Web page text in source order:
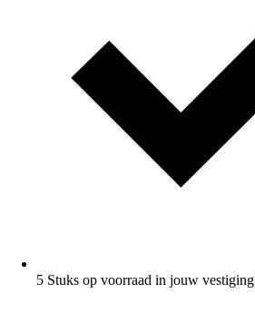
5 Stuks op voorraad in jouw vestiging